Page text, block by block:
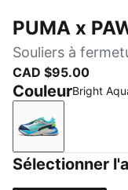
PUMA x
Souliers à
CAD $95.00
CouleurBright
Bright Aqua-
Sélectionner